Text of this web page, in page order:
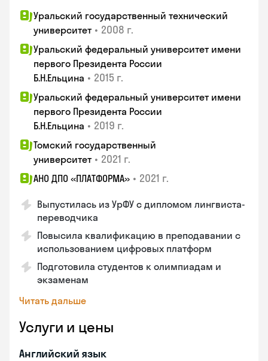
Уральский государственный технический
университет • 2008 г.
Уральский федеральный университет имени
первого Президента России
Б.Н.Ельцина • 2015 г.
Уральский федеральный университет имени
первого Президента России
Б.Н.Ельцина • 2019 г.
Томский государственный
университет • 2021 г.
АНО ДПО «ПЛАТФОРМА» • 2021 г.
Выпустилась из УрФУ с дипломом лингвиста-
переводчика
Повысила квалификацию в преподавании с
использованием цифровых платформ
Подготовила студентов к олимпиадам и
экзаменам
Читать дальше
Услуги и цены
Английский язык